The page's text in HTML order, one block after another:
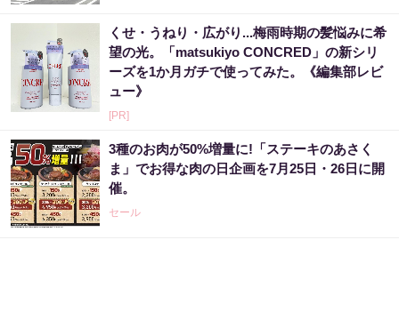
くせ・うねり・広がり...梅雨時期の髪悩みに希
望の光。「matsukiyo CONCRED」の新シリ
ーズを1か月ガチで使ってみた。《編集部レビ
ュー》
[PR]
3種のお肉が50%増量に!「ステーキのあさく
ま」でお得な肉の日企画を7月25日・26日に開
催。
セール